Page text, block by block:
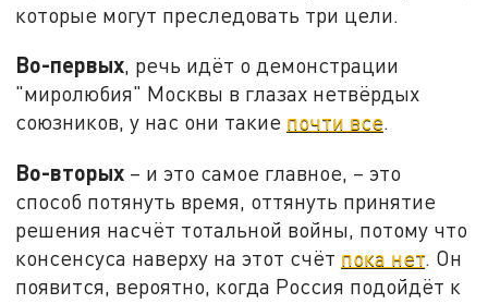
которые могут преследовать три цели.
Во-первых, речь идёт о демонстрации
"миролюбия" Москвы в глазах нетвёрдых
союзников, у нас они такие почти все.
Во-вторых – и это самое главное, – это
способ потянуть время, оттянуть принятие
решения насчёт тотальной войны, потому что
консенсуса наверху на этот счёт пока нет. Он
появится, вероятно, когда Россия подойдёт к